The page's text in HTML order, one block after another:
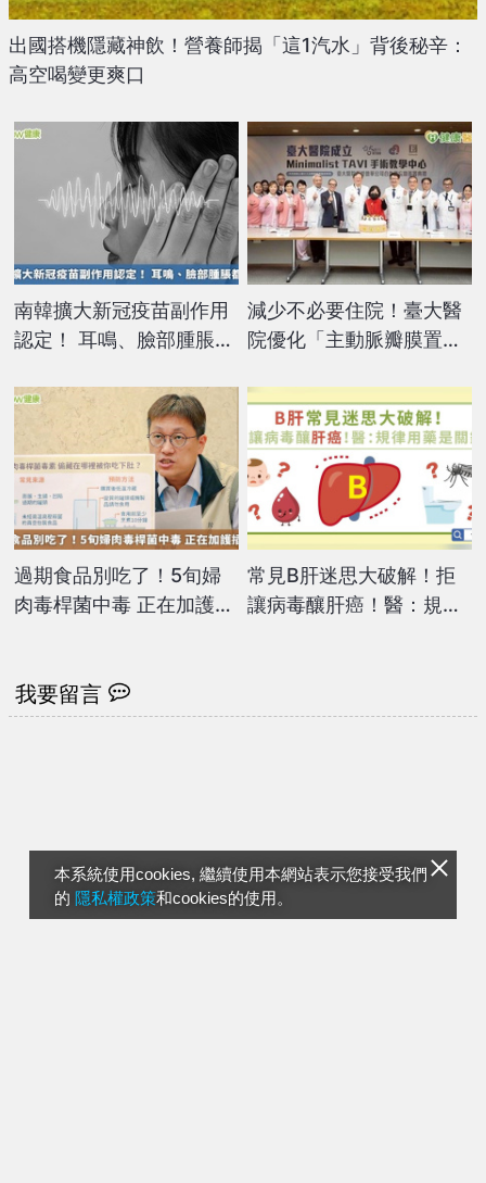
本系統使用cookies, 繼續使用本網站表示您接受我們
的 隱私權政策和cookies的使用。
出國搭機隱藏神飲！營養師揭「這1汽水」背後秘辛：
高空喝變更爽口
南韓擴大新冠疫苗副作用
認定！ 耳鳴、臉部腫脹都
減少不必要住院！臺大醫
院優化「主動脈瓣膜置
化
過期食品別吃了！5旬婦
肉毒桿菌中毒 正在加護插
常見B肝迷思大破解！拒
讓病毒釀肝癌！醫：規律
我要留言